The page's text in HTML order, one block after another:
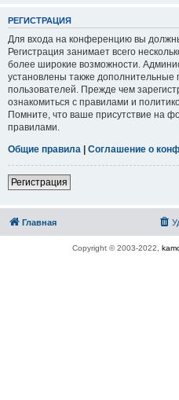
РЕГИСТРАЦИЯ
Для входа на конференцию вы
Регистрация занимает всего
более широкие возможности.
установлены также дополнительные
пользователей. Прежде чем
ознакомиться с правилами и
Помните, что ваше присутствие на
правилами.
Общие правила | Соглашение о
Регистрация
Главная
Copyright © 2003-2022,